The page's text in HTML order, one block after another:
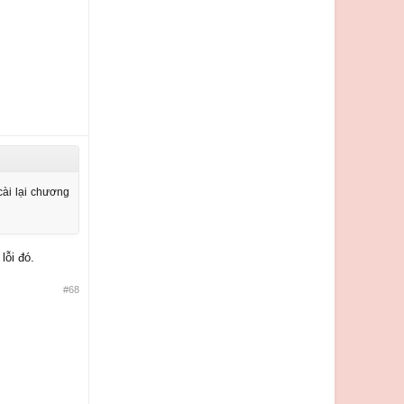
lại chương
đó.
#68